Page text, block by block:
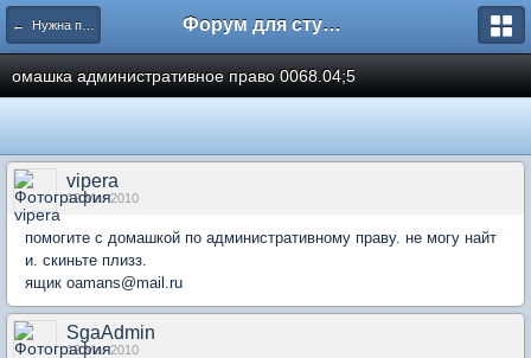
← Нужна помощь Форум для студента СГА
омашка административное право 0068.04;5
vipera
12 Mar 2010
помогите с домашкой по административному праву. не могу найт
и. скиньте плизз.
ящик oamans@mail.ru
SgaAdmin
12 Mar 2010